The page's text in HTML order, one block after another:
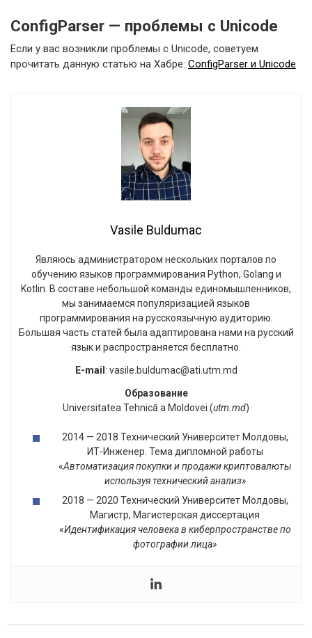
ConfigParser — проблемы с Unicode
Если у вас возникли проблемы с Unicode, советуем
прочитать данную статью на Хабре: ConfigParser и Unicode
Vasile Buldumac
Являюсь администратором нескольких порталов по
обучению языков программирования Python, Golang и
Kotlin. В составе небольшой команды единомышленников,
мы занимаемся популяризацией языков
программирования на русскоязычную аудиторию.
Большая часть статей была адаптирована нами на русский
язык и распространяется бесплатно.
E-mail : vasile.buldumac@ati.utm.md
Образование
Universitatea Tehnică a Moldovei (utm.md)
2014 — 2018 Технический Университет Молдовы,
ИТ-Инженер. Тема дипломной работы
«Автоматизация покупки и продажи криптовалюты
используя технический анализ»
2018 — 2020 Технический Университет Молдовы,
Магистр, Магистерская диссертация
«Идентификация человека в киберпространстве по
фотографии лица»